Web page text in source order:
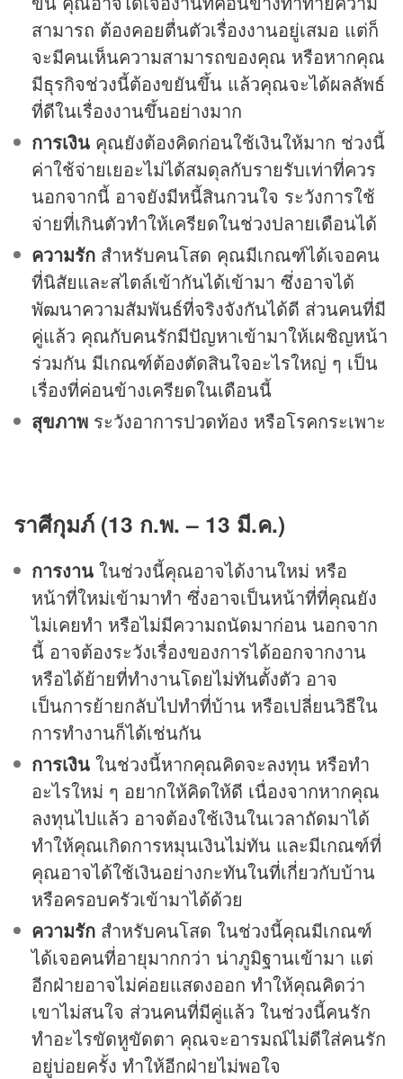
สามารถ ต้องคอยตื่นตัวเรื่องงานอยู่เสมอ แต่ก็
จะมีคนเห็นความสามารถของคุณ หรือหากคุณ
มีธุรกิจช่วงนี้ต้องขยันขึ้น แล้วคุณจะได้ผลลัพธ์
ที่ดีในเรื่องงานขึ้นอย่างมาก
การเงิน คุณยังต้องคิดก่อนใช้เงินให้มาก ช่วงนี้
ค่าใช้จ่ายเยอะไม่ได้สมดุลกับรายรับเท่าที่ควร
นอกจากนี้ อาจยังมีหนี้สินกวนใจ ระวังการใช้
จ่ายที่เกินตัวทำให้เครียดในช่วงปลายเดือนได้
ความรัก สำหรับคนโสด คุณมีเกณฑ์ได้เจอคน
ที่นิสัยและสไตล์เข้ากันได้เข้ามา ซึ่งอาจได้
พัฒนาความสัมพันธ์ที่จริงจังกันได้ดี ส่วนคนที่มี
คู่แล้ว คุณกับคนรักมีปัญหาเข้ามาให้เผชิญหน้า
ร่วมกัน มีเกณฑ์ต้องตัดสินใจอะไรใหญ่ ๆ เป็น
เรื่องที่ค่อนข้างเครียดในเดือนนี้
สุขภาพ ระวังอาการปวดท้อง หรือโรคกระเพาะ
ราศีกุมภ์ (13 ก.พ. – 13 มี.ค.)
การงาน ในช่วงนี้คุณอาจได้งานใหม่ หรือ
หน้าที่ใหม่เข้ามาทำ ซึ่งอาจเป็นหน้าที่ที่คุณยัง
ไม่เคยทำ หรือไม่มีความถนัดมาก่อน นอกจาก
นี้ อาจต้องระวังเรื่องของการได้ออกจากงาน
หรือได้ย้ายที่ทำงานโดยไม่ทันตั้งตัว อาจ
เป็นการย้ายกลับไปทำที่บ้าน หรือเปลี่ยนวิธีใน
การทำงานก็ได้เช่นกัน
การเงิน ในช่วงนี้หากคุณคิดจะลงทุน หรือทำ
อะไรใหม่ ๆ อยากให้คิดให้ดี เนื่องจากหากคุณ
ลงทุนไปแล้ว อาจต้องใช้เงินในเวลาถัดมาได้
ทำให้คุณเกิดการหมุนเงินไม่ทัน และมีเกณฑ์ที่
คุณอาจได้ใช้เงินอย่างกะทันในที่เกี่ยวกับบ้าน
หรือครอบครัวเข้ามาได้ด้วย
ความรัก สำหรับคนโสด ในช่วงนี้คุณมีเกณฑ์
ได้เจอคนที่อายุมากกว่า น่าภูมิฐานเข้ามา แต่
อีกฝ่ายอาจไม่ค่อยแสดงออก ทำให้คุณคิดว่า
เขาไม่สนใจ ส่วนคนที่มีคู่แล้ว ในช่วงนี้คนรัก
ทำอะไรขัดหูขัดตา คุณจะอารมณ์ไม่ดีใส่คนรัก
อยู่บ่อยครั้ง ทำให้อีกฝ่ายไม่พอใจ